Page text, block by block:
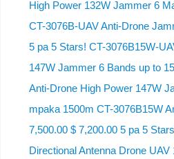
High Power 132W Jammer 6
CT-3076B-UAV Anti-Drone
5 pa 5 Stars! CT-3076B15W-
147W Jammer 6 Bands up to
Anti-Drone High Power 147W
mpaka 1500m CT-3076B15W
7,500.00 $ 7,200.00 5 pa 5
Directional Antenna Drone